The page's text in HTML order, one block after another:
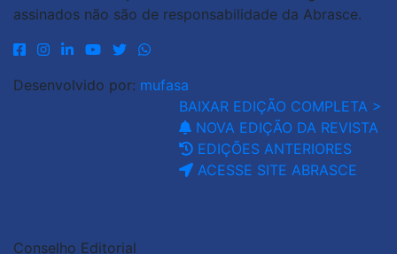
assinados não são de responsabilidade da Abrasce.
Desenvolvido por: mufasa
BAIXAR EDIÇÃO COMPLETA >
NOVA EDIÇÃO DA REVISTA
EDIÇÕES ANTERIORES
ACESSE SITE ABRASCE
Conselho Editorial